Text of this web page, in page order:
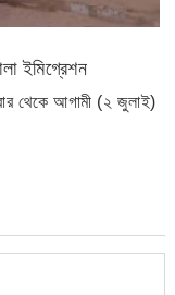
ইমিগ্রেশন
থেকে আগামী (২ জুলাই)